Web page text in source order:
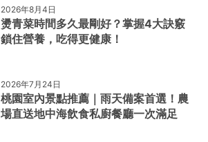
2026年8月4日
燙青菜時間多久最剛好？掌握4大訣竅
鎖住營養，吃得更健康！
2026年7月24日
桃園室內景點推薦｜雨天備案首選！農
場直送地中海飲食私廚餐廳一次滿足